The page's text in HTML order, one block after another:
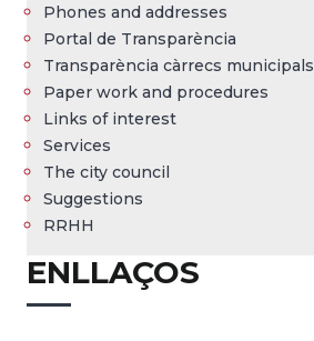
Phones and addresses
Portal de Transparència
Transparència càrrecs municipals
Paper work and procedures
Links of interest
Services
The city council
Suggestions
RRHH
ENLLAÇOS